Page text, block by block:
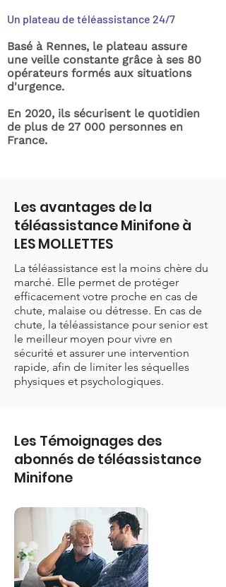
Un plateau de téléassistance 24/7
Basé à Rennes, le plateau assure
une veille constante grâce à ses 80
opérateurs formés aux situations
d'urgence.
En 2020, ils sécurisent le quotidien
de plus de 27 000 personnes en
France.
Les avantages de la
téléassistance Minifone à
LES MOLLETTES
La téléassistance est la moins chère du
marché. Elle permet de protéger
efficacement votre proche en cas de
chute, malaise ou détresse. En cas de
chute, la téléassistance pour senior est
le meilleur moyen pour vivre en
sécurité et assurer une intervention
rapide, afin de limiter les séquelles
physiques et psychologiques.
Les Témoignages des
abonnés de téléassistance
Minifone